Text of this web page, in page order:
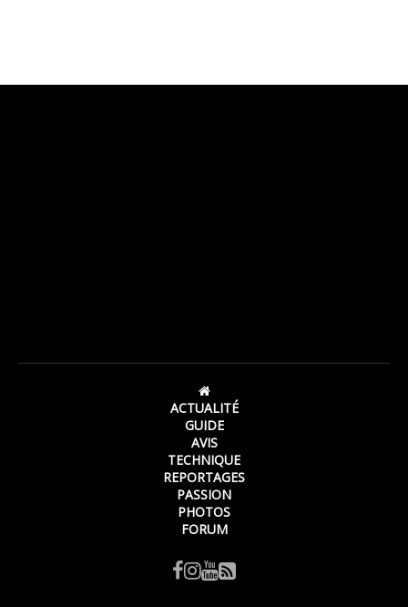
ACTUALITÉ
GUIDE
AVIS
TECHNIQUE
REPORTAGES
PASSION
PHOTOS
FORUM